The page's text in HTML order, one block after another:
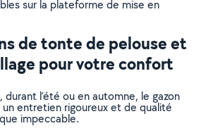
sur la plateforme de mise en
de tonte de pelouse et
pour votre confort
durant l’été ou en automne, le gazon
entretien rigoureux et de qualité
impeccable.